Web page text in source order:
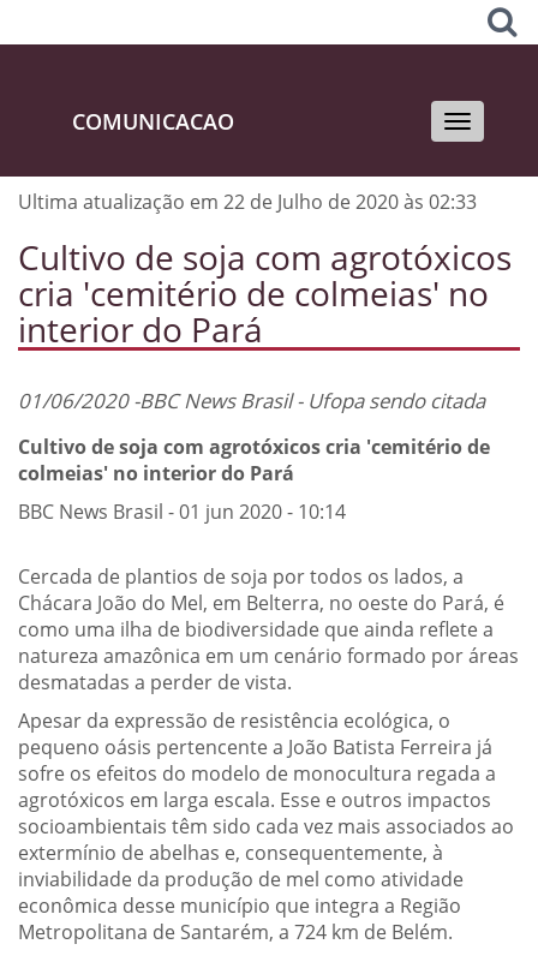
Toggle
COMUNICACAO
Ultima atualização em 22 de Julho de 2020 às 02:33
Cultivo de soja com agrotóxicos
cria 'cemitério de colmeias' no
interior do Pará
01/06/2020 -BBC News Brasil - Ufopa sendo citada
Cultivo de soja com agrotóxicos cria 'cemitério de
colmeias' no interior do Pará
BBC News Brasil - 01 jun 2020 - 10:14
Cercada de plantios de soja por todos os lados, a
Chácara João do Mel, em Belterra, no oeste do Pará, é
como uma ilha de biodiversidade que ainda reflete a
natureza amazônica em um cenário formado por áreas
desmatadas a perder de vista.
Apesar da expressão de resistência ecológica, o
pequeno oásis pertencente a João Batista Ferreira já
sofre os efeitos do modelo de monocultura regada a
agrotóxicos em larga escala. Esse e outros impactos
socioambientais têm sido cada vez mais associados ao
extermínio de abelhas e, consequentemente, à
inviabilidade da produção de mel como atividade
econômica desse município que integra a Região
Metropolitana de Santarém, a 724 km de Belém.